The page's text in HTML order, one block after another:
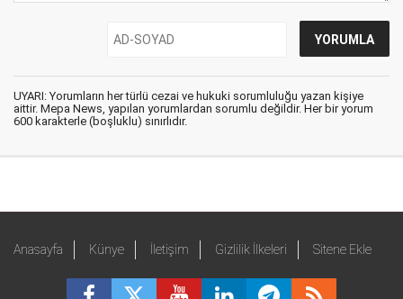
UYARI: Yorumların her türlü cezai ve hukuki sorumluluğu yazan kişiye
aittir. Mepa News, yapılan yorumlardan sorumlu değildir. Her bir yorum
600 karakterle (boşluklu) sınırlıdır.
Anasayfa Künye İletişim Gizlilik İlkeleri Sitene Ekle